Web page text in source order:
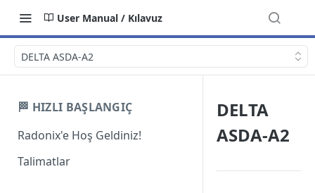
User Manual / Kılavuz
DELTA ASDA-A2
🏁 HIZLI BAŞLANGIÇ
Radonix'e Hoş Geldiniz!
Talimatlar
DELTA
ASDA-A2